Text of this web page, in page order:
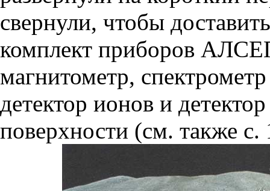
свернули, чтобы
комплект приборов
магнитометр,
детектор ионов и
поверхности (см. также с.